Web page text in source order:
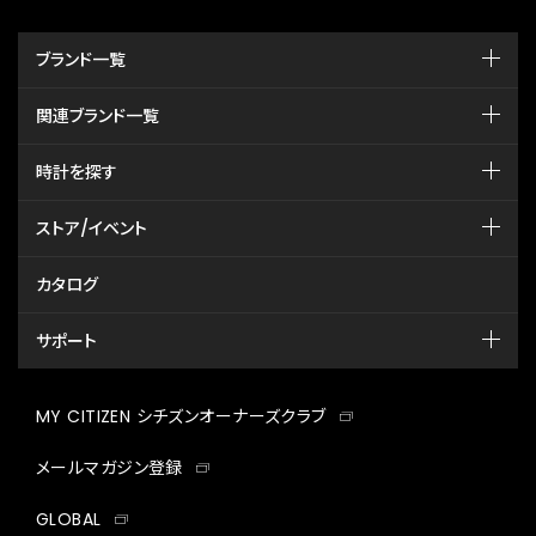
ブランド一覧
関連ブランド一覧
時計を探す
ストア/イベント
カタログ
サポート
MY CITIZEN シチズンオーナーズクラブ
メールマガジン登録
GLOBAL